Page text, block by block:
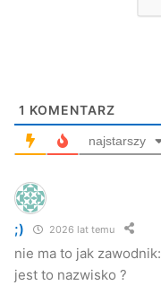
1 KOMENTARZ
najstarszy
;) 2026 lat temu
nie ma to jak
jest to nazwisko ?